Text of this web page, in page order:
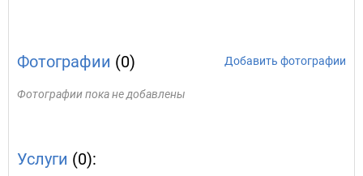
Фотографии (0) Добавить фотографии
Фотографии пока не добавлены
Услуги (0):